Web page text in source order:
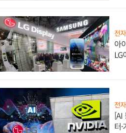
전
아
LG
전
[AI
터